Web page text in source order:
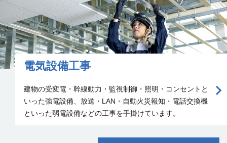
電気設備工事
建物の受変電・幹線動力・監視制御・照明・コンセントと
いった強電設備、放送・LAN・自動火災報知・電話交換機
といった弱電設備などの工事を手掛けています。